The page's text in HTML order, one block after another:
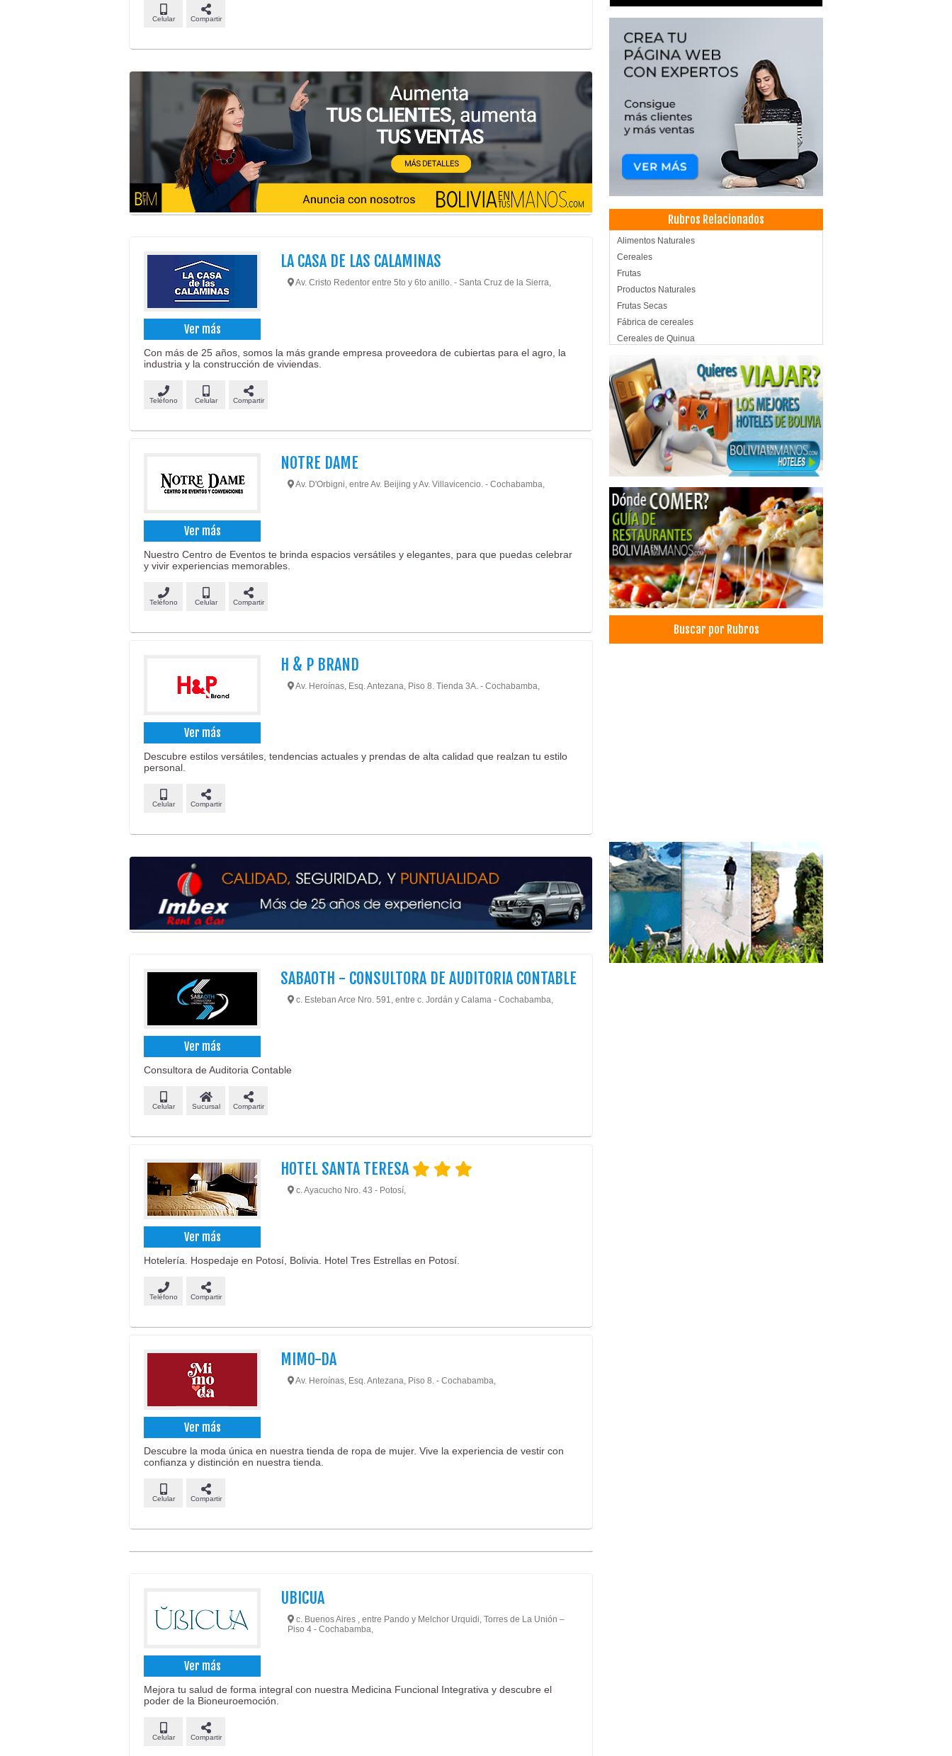
Celular Compartir
Ver más
LA CASA DE LAS CALAMINAS
Av. Cristo Redentor entre 5to y 6to anillo. - Santa Cruz de la Sierra,
Con más de 25 años, somos la más grande empresa proveedora de cubiertas para el agro, la
industria y la construcción de viviendas.
Teléfono Celular Compartir
Ver más
NOTRE DAME
Av. D'Orbigni, entre Av. Beijing y Av. Villavicencio. - Cochabamba,
Nuestro Centro de Eventos te brinda espacios versátiles y elegantes, para que puedas celebrar
y vivir experiencias memorables.
Teléfono Celular Compartir
Ver más
H & P BRAND
Av. Heroínas, Esq. Antezana, Piso 8. Tienda 3A. - Cochabamba,
Descubre estilos versátiles, tendencias actuales y prendas de alta calidad que realzan tu estilo
personal.
Celular Compartir
Ver más
SABAOTH - CONSULTORA DE AUDITORIA CONTABLE
c. Esteban Arce Nro. 591, entre c. Jordán y Calama - Cochabamba,
Consultora de Auditoria Contable
Celular Sucursal Compartir
Ver más
HOTEL SANTA TERESA
c. Ayacucho Nro. 43 - Potosí,
Hotelería. Hospedaje en Potosí, Bolivia. Hotel Tres Estrellas en Potosí.
Teléfono Compartir
Ver más
MIMO-DA
Av. Heroínas, Esq. Antezana, Piso 8. - Cochabamba,
Descubre la moda única en nuestra tienda de ropa de mujer. Vive la experiencia de vestir con
confianza y distinción en nuestra tienda.
Celular Compartir
Ver más
UBICUA
c. Buenos Aires , entre Pando y Melchor Urquidi, Torres de La Unión –
Piso 4 - Cochabamba,
Mejora tu salud de forma integral con nuestra Medicina Funcional Integrativa y descubre el
poder de la Bioneuroemoción.
Celular Compartir
Rubros Relacionados
Alimentos Naturales
Cereales
Frutas
Productos Naturales
Frutas Secas
Fábrica de cereales
Cereales de Quinua
Administración, Asesores en
Celulares
Telefonía Celular: Mantenimiento, Reparaciones
Telefonía Celular: Venta, Repuestos, Accesorios
Accesorios para construcción
Calaminas
Construcciones
Materiales de Construcción
Centro de Convenciones
Salones de Fiestas
Alquiler de salones de eventos
Decoración para Eventos
Decoraciones de Salones
Eventos
Eventos Corporativos
Eventos Sociales
Salones de Eventos
Consultoras, Empresas
Consultores Contables
Consultores en Administración y Empresa
Consultores Financieros
Contadores
Sistema de facturación
Servicios Contables y Consultoría
Tributación
Buscar por Rubros